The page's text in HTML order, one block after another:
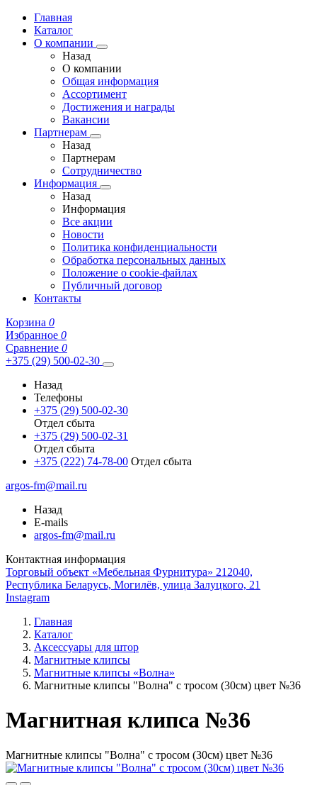
Главная
Каталог
О компании
Назад
О компании
Общая информация
Ассортимент
Достижения и награды
Вакансии
Партнерам
Назад
Партнерам
Сотрудничество
Информация
Назад
Информация
Все акции
Новости
Политика конфиденциальности
Обработка персональных данных
Положение о cookie-файлах
Публичный договор
Контакты
Корзина 0
Избранное 0
Сравнение 0
+375 (29) 500-02-30
Назад
Телефоны
+375 (29) 500-02-30
Отдел сбыта
+375 (29) 500-02-31
Отдел сбыта
+375 (222) 74-78-00 Отдел сбыта
argos-fm@mail.ru
Назад
E-mails
argos-fm@mail.ru
Контактная информация
Торговый объект «Мебельная Фурнитура» 212040,
Республика Беларусь, Могилёв, улица Залуцкого, 21
Instagram
Главная
Каталог
Аксессуары для штор
Магнитные клипсы
Магнитные клипсы «Волна»
Магнитные клипсы "Волна" с тросом (30см) цвет №36
Магнитная клипса №36
Магнитные клипсы "Волна" с тросом (30см) цвет №36